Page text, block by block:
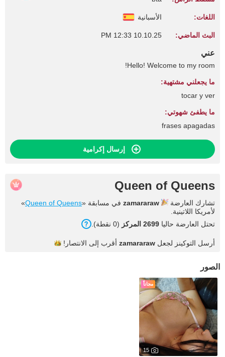
اللغات: الأسبانية
البث الماضي: 10.10.25 12:33 PM
عني
Hello! Welcome to my room!
ما يجعلني مشتهية:
tocar y ver
ما يطفئ شهوتي:
frases apagadas
إرسال إكرامية
Queen of Queens
تشارك العارضة zamararaw في مسابقة «Queen of Queens
»
لأمريكا اللاتينية.
تحتل العارضة حاليا 2699 المركز (0 نقطة).
أرسل التوكينز لجعل zamararaw أقرب إلى الانتصار!
الصور
مجاناً
15